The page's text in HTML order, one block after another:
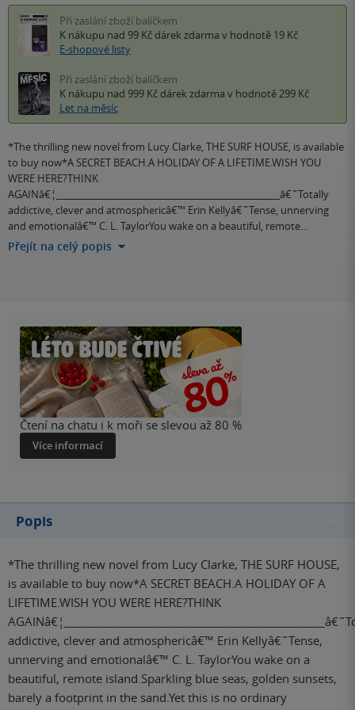
Při zaslání zboží balíčkem
K nákupu nad 99 Kč dárek zdarma v hodnotě 19 Kč
E-shopové listy
Při zaslání zboží balíčkem
K nákupu nad 999 Kč dárek zdarma v hodnotě 299 Kč
Let na měsíc
*The thrilling new novel from Lucy Clarke, THE SURF HOUSE, is available
to buy now*A SECRET BEACH.A HOLIDAY OF A LIFETIME.WISH YOU
WERE HERE?THINK
AGAINâ€¦_______________________________________________â€˜Totally
addictive, clever and atmosphericâ€™ Erin Kellyâ€˜Tense, unnerving
and emotionalâ€™ C. L. TaylorYou wake on a beautiful, remote…
Přejít na celý popis
Čtení na chatu i k moři se slevou až 80 %
Více informací
Popis
*The thrilling new novel from Lucy Clarke, THE SURF HOUSE,
is available to buy now*A SECRET BEACH.A HOLIDAY OF A
LIFETIME.WISH YOU WERE HERE?THINK
addictive, clever and atmosphericâ€™ Erin Kellyâ€˜Tense,
unnerving and emotionalâ€™ C. L. TaylorYou wake on a
beautiful, remote island.Sparkling blue seas, golden sunsets,
barely a footprint in the sand.Yet this is no ordinary